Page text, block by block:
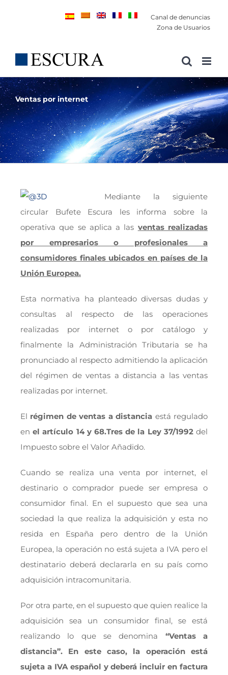
Canal de denuncias
Zona de Usuarios
Ventas por internet
Mediante la siguiente
circular Bufete Escura les informa sobre la
operativa que se aplica a las ventas realizadas
por empresarios o profesionales a
consumidores finales ubicados en países de la
Unión Europea.
Esta normativa ha planteado diversas dudas y
consultas al respecto de las operaciones
realizadas por internet o por catálogo y
finalmente la Administración Tributaria se ha
pronunciado al respecto admitiendo la aplicación
del régimen de ventas a distancia a las ventas
realizadas por internet.
El régimen de ventas a distancia está regulado
enel artículo 14 y 68.Tres de la Ley 37/1992del
Impuesto sobre el Valor Añadido.
Cuando se realiza una venta por internet, el
destinario o comprador puede ser empresa o
consumidor final. En el supuesto que sea una
sociedad la que realiza la adquisición y esta no
resida en España pero dentro de la Unión
Europea, la operación no está sujeta a IVA pero el
destinatario deberá declararla en su país como
adquisición intracomunitaria.
Por otra parte, en el supuesto que quien realice la
adquisición sea un consumidor final, se está
realizando lo que se denomina “Ventas a
distancia”. En este caso, la operación está
sujeta a IVA español y deberá incluir en factura